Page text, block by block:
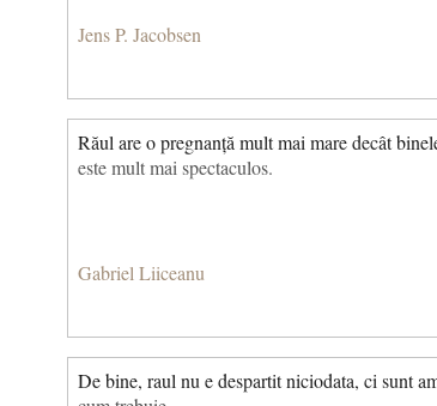
Jens P. Jacobsen
Răul are o pregnanță mult mai mare decât
este mult mai spectaculos.
Gabriel Liiceanu
De bine, raul nu e despartit niciodata, ci sunt